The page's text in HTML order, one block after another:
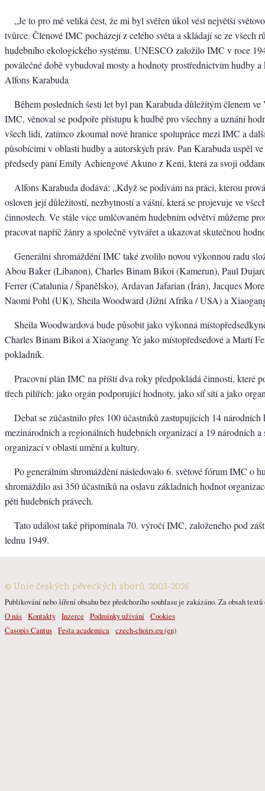
„Je to pro mě veliká čest, že mi byl svěřen úkol vést největší
tvůrce. Členové IMC pocházejí z celého světa a skládají se ze všech
hudebního ekologického systému. UNESCO založilo IMC v roce
poválečné době vybudoval mosty a hodnoty prostřednictvím hudby
Alfons Karabuda
Během posledních šesti let byl pan Karabuda důležitým členem ve
IMC, věnoval se podpoře přístupu k hudbě pro všechny a uznání
všech lidí, zatímco zkoumal nové hranice spolupráce mezi IMC a
působícími v oblasti hudby a autorských práv. Pan Karabuda uspěl
předsedy paní Emily Achiengové Akuno z Keni, která za svoji
Alfons Karabuda dodává: „Když se podívám na práci, kterou
osloven její důležitostí, nezbytností a vášní, která se projevuje ve
činnostech. Ve stále více umlčovaném hudebním odvětví můžeme
pracovat napříč žánry a společně vytvářet a ukazovat skutečnou
Generální shromáždění IMC také zvolilo novou výkonnou radu
Abou Baker (Libanon), Charles Binam Bikoi (Kamerun), Paul
Ferrer (Catalunia / Španělsko), Ardavan Jafarian (Írán), Jacques
Naomi Pohl (UK), Sheila Woodward (Jižní Afrika / USA) a
Sheila Woodwardová bude působit jako výkonná
Charles Binam Bikoi a Xiaogang Ye jako místopředsedové a Martí
pokladník.
Pracovní plán IMC na příští dva roky předpokládá činnosti, které
třech pilířích: jako orgán podporující hodnoty, jako síť sítí a jako
Debat se zúčastnilo přes 100 účastníků zastupujících 14 národních
mezinárodních a regionálních hudebních organizací a 19 národních a
organizací v oblasti umění a kultury.
Po generálním shromáždění následovalo 6. světové fórum IMC o
shromáždilo asi 350 účastníků na oslavu základních hodnot
pěti hudebních právech.
Tato událost také připomínala 70. výročí IMC, založeného pod
lednu 1949.
© Unie českých pěveckých sborů, 2003-2026
Publikování nebo šíření obsahu bez předchozího souhlasu je zakázáno. Za obsah
O nás Kontakty Inzerce Podmínky užívání Cookies
Časopis Cantus Festa academica czech-choirs.eu (en)